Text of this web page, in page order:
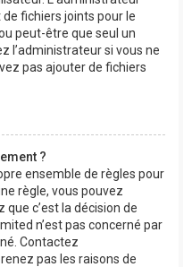
fichiers joints pour le
peut-être que seul un
l’administrateur si vous ne
pas ajouter de fichiers
?
ensemble de règles pour
règle, vous pouvez
c’est la décision de
n’est pas concerné par
Contactez
pas les raisons de